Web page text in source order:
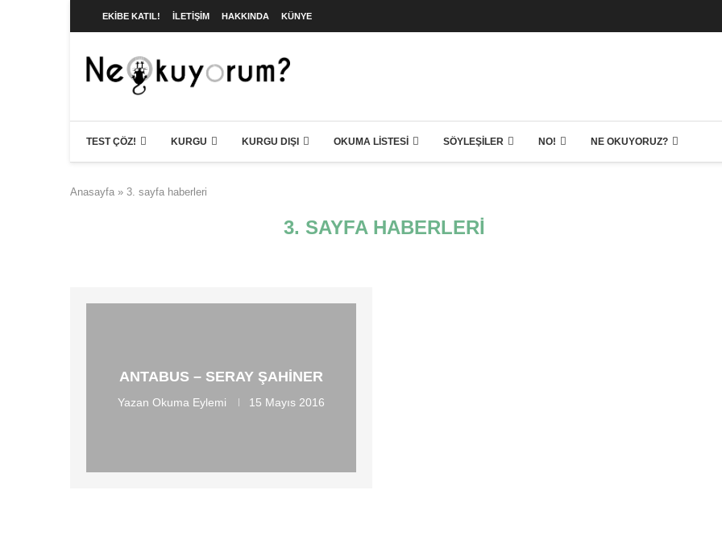
EKIBE KATIL! İLETIŞIM HAKKINDA KÜNYE
TEST ÇÖZ! KURGU KURGU DIŞI OKUMA LISTESI SÖYLEŞILER NO! NE OKUYORUZ?
Anasayfa » 3. sayfa haberleri
3. SAYFA HABERLERI
ANTABUS – SERAY ŞAHINER
Yazan Okuma Eylemi 15 Mayıs 2016